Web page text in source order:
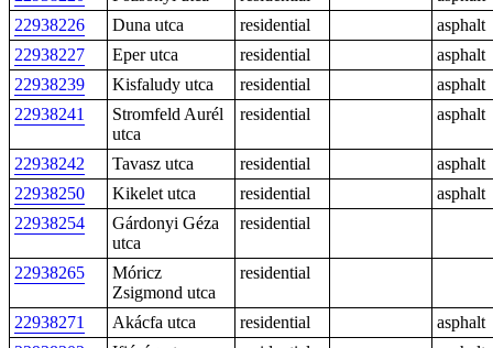
22938226
Duna utca residential
asphalt
22938227
Eper utca residential
asphalt
22938239
Kisfaludy utca residential
asphalt
22938241
Stromfeld Aurél
utca
residential asphalt
22938242 Tavasz utca residential
asphalt
22938250
Kikelet utca residential
asphalt
22938254
Gárdonyi Géza
utca
residential
22938265
Móricz
Zsigmond utca
residential
22938271 Akácfa utca residential
asphalt